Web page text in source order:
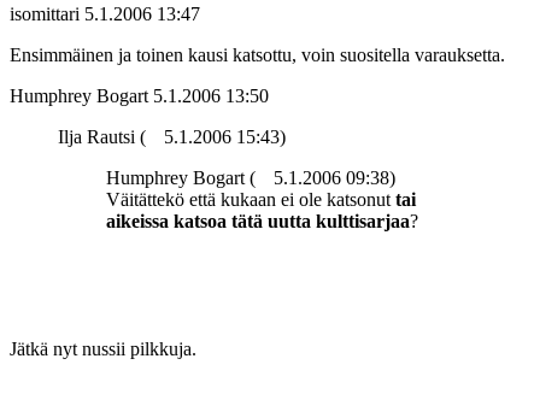
isomittari 5.1.2006 13:47
Ensimmäinen ja toinen kausi katsottu, voin suositella varauksetta.
Humphrey Bogart 5.1.2006 13:50
Ilja Rautsi (
5.1.2006 15:43)
Humphrey Bogart (
5.1.2006 09:38)
Väitättekö että kukaan ei ole katsonut tai
aikeissa katsoa tätä uutta kulttisarjaa?
Jätkä nyt nussii pilkkuja.